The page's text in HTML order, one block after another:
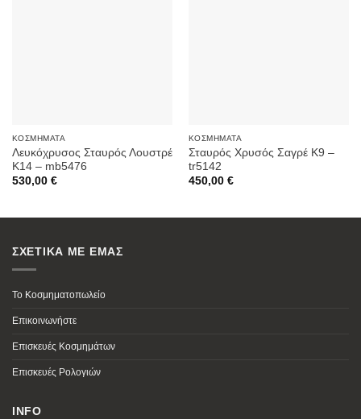
ΚΟΣΜΉΜΑΤΑ
Λευκόχρυσος Σταυρός Λουστρέ
K14 – mb5476
530,00 €
ΚΟΣΜΉΜΑΤΑ
Σταυρός Χρυσός Σαγρέ Κ9 –
tr5142
450,00 €
ΣΧΕΤΙΚΑ ΜΕ ΕΜΑΣ
Το Κοσμηματοπωλείο
Επικοινωνήστε
Επισκευές Κοσμημάτων
Επισκευές Ρολογιών
INFO